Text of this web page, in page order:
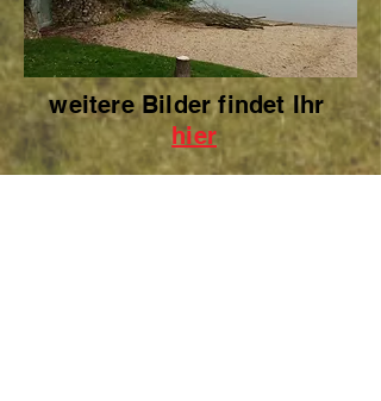
weitere Bilder findet Ihr
hier